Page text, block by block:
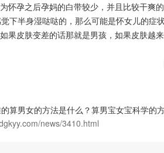
孕之后孕妈的白带较少，并且比较干爽
下半身湿哒哒的，那么可能是怀女儿的
皮肤变差的话那就是男孩，如果皮肤越
算男女的方法是什么？算男宝女宝科学的
news/3410.html